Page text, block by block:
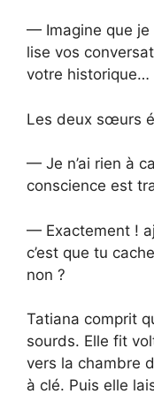
— Imagine que je
lise vos
votre historique…
Les deux sœurs
— Je n’ai rien à
conscience est
— Exactement !
c’est que tu
non ?
Tatiana comprit
sourds. Elle fit
vers la chambre
à clé. Puis elle